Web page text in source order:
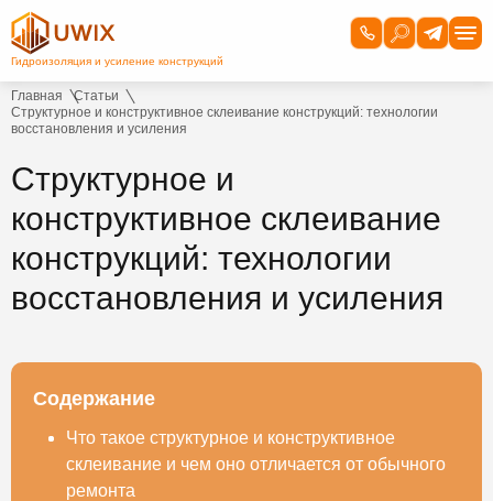
Главная
Статьи
Структурное и конструктивное склеивание конструкций: технологии
восстановления и усиления
Структурное и
конструктивное склеивание
конструкций: технологии
восстановления и усиления
Содержание
Что такое структурное и конструктивное
склеивание и чем оно отличается от обычного
ремонта